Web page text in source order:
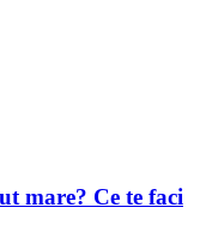
mare? Ce te faci